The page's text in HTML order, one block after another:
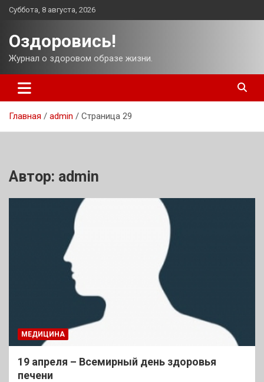
Перейти
Суббота, 8 августа, 2026
Оздоровись!
Журнал о здоровом образе жизни.
Главная admin Страница 29
Автор: admin
МЕДИЦИНА
19 апреля – Всемирный день здоровья
печени